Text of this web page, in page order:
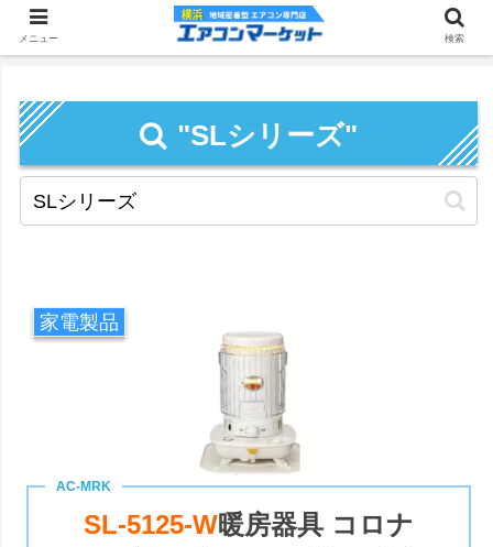
"SLシリーズ"
家電製品
SL-5125-W暖房器具 コロナ
メニュー 検索